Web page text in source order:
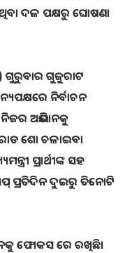
ଦଳ ପକ୍ଷରୁ ଘୋଷଣା
ଗୁରୁବାର ଗୁଜୁରାଟ
ନିର୍ବାଚନ
ଅଭିଯାନକୁ
ଶୋ ଚଳାଇବା
ପ୍ରାର୍ଥୀଙ୍କ ସହ
ପ୍ରତିଦିନ ଦୁଇରୁ ତିନୋଟି
ଫୋକସ ରେ ରଖିଛି।